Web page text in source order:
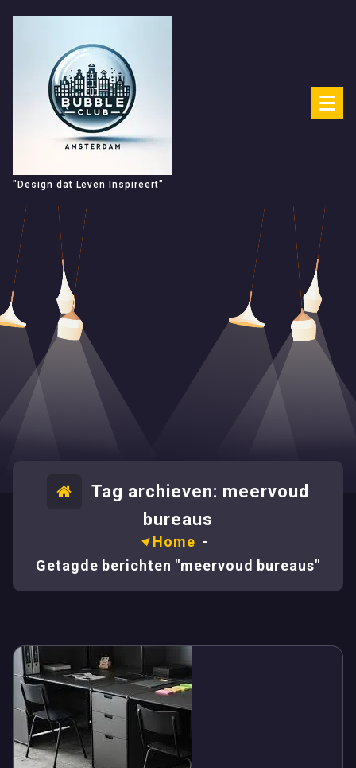
"Design dat Leven Inspireert"
Tag archieven: meervoud
bureaus
Home -
Getagde berichten "meervoud bureaus"